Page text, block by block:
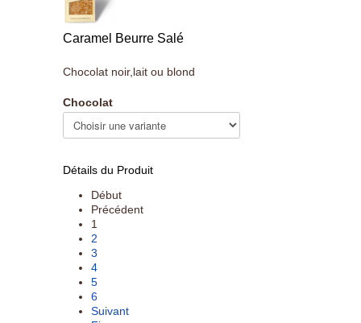
Caramel Beurre Salé
Chocolat noir,lait ou blond
Chocolat
Détails du Produit
Début
Précédent
1
2
3
4
5
6
Suivant